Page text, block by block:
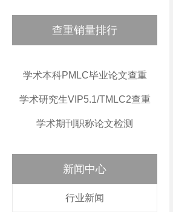
查重销量排行
学术本科PMLC毕业论文查重
学术研究生VIP5.1/TMLC2查重
学术期刊职称论文检测
新闻中心
行业新闻